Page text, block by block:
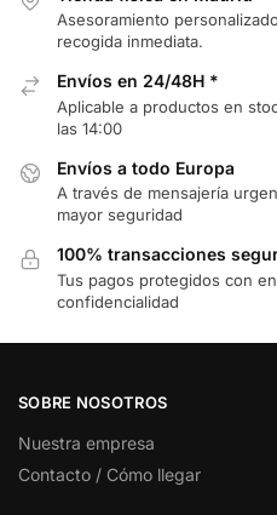
Asesoramiento
recogida inmediata.
Envíos en 24/48H *
Aplicable a productos en
las 14:00
Envíos a todo Europa
A través de mensajería
mayor seguridad
100% transacciones
Tus pagos protegidos con
confidencialidad
SOBRE NOSOTROS
Nuestra empresa
Contacto / Cómo llegar